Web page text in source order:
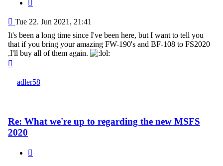
Post
Tue 22. Jun 2021, 21:41
It's been a long time since I've been here, but I want to tell you
that if you bring your amazing FW-190's and BF-108 to FS2020
,I'll buy all of them again.
adler58
Re: What we're up to regarding the new MSFS
2020